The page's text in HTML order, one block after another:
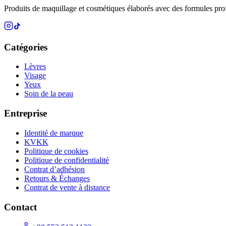
Produits de maquillage et cosmétiques élaborés avec des formules
Catégories
Lèvres
Visage
Yeux
Soin de la peau
Entreprise
Identité de marque
KVKK
Politique de cookies
Politique de confidentialité
Contrat d’adhésion
Retours & Échanges
Contrat de vente à distance
Contact